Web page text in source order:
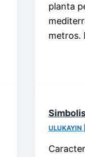
planta
metros.
ULUKAYIN